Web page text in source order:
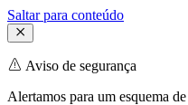
Saltar para conteúdo
Aviso de segurança
Alertamos para um esquema